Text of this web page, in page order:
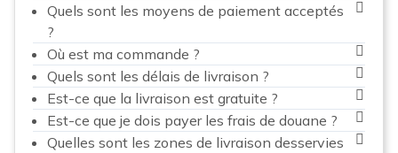
Quels sont les moyens de paiement acceptés
?
Où est ma commande ?
Quels sont les délais de livraison ?
Est-ce que la livraison est gratuite ?
Est-ce que je dois payer les frais de douane ?
Quelles sont les zones de livraison desservies